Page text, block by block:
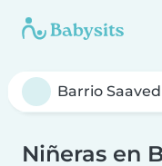
Niñeras en